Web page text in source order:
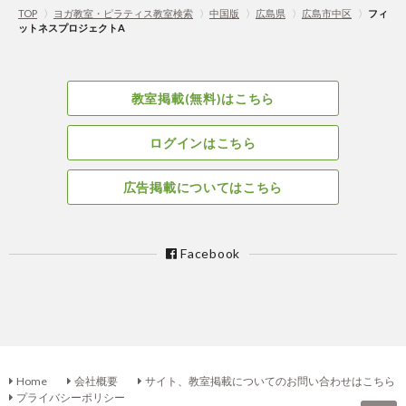
TOP 〉 ヨガ教室・ピラティス教室検索 〉 中国版 〉 広島県 〉 広島市中区 〉 フィ
ットネスプロジェクトA
教室掲載(無料)はこちら
ログインはこちら
広告掲載についてはこちら
Facebook
Home 会社概要
サイト、教室掲載についてのお問い合わせはこちら
プライバシーポリシー